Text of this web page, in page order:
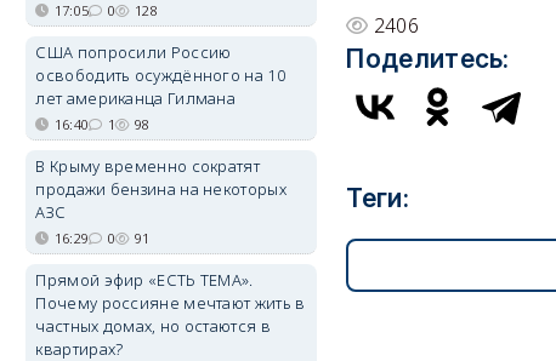
2406
Поделитесь:
Теги:
17:05 0 128
США попросили Россию
освободить осуждённого на 10
лет американца Гилмана
16:40 1 98
В Крыму временно сократят
продажи бензина на некоторых
АЗС
16:29 0 91
Прямой эфир «ЕСТЬ ТЕМА».
Почему россияне мечтают жить в
частных домах, но остаются в
квартирах?